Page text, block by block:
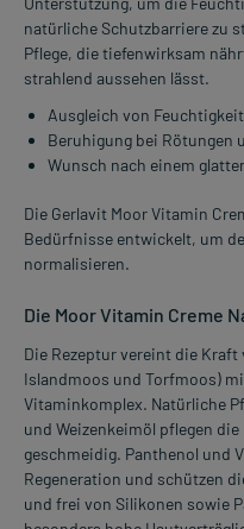
natürliche Schutzbarriere zu
Pflege, die tiefenwirksam
strahlend aussehen lässt.
Ausgleich von
Beruhigung bei Rötungen
Wunsch nach einem
Die Gerlavit Moor Vitamin
Bedürfnisse entwickelt, um
normalisieren.
Die Moor Vitamin Creme
Die Rezeptur vereint die
Islandmoos und Torfmoos)
Vitaminkomplex. Natürliche
und Weizenkeimöl pflegen
geschmeidig. Panthenol und
Regeneration und schützen
und frei von Silikonen sowie